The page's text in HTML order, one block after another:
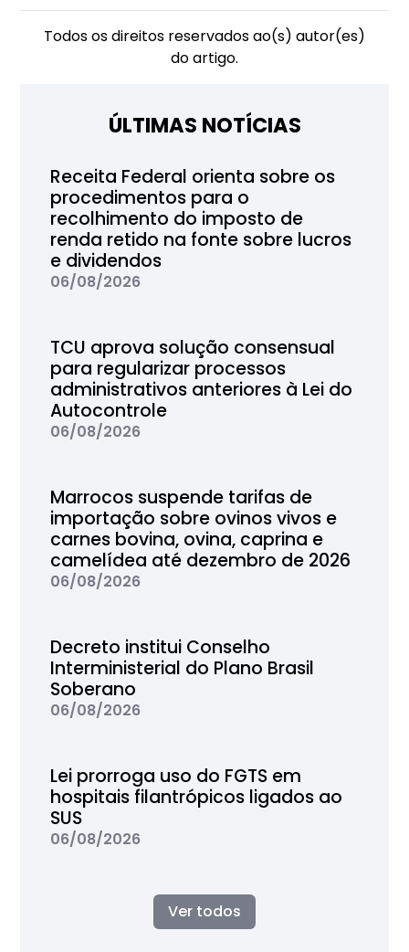
Todos os direitos reservados ao(s) autor(es)
do artigo.
ÚLTIMAS NOTÍCIAS
Receita Federal orienta sobre os
procedimentos para o
recolhimento do imposto de
renda retido na fonte sobre lucros
e dividendos
06/08/2026
TCU aprova solução consensual
para regularizar processos
administrativos anteriores à Lei do
Autocontrole
06/08/2026
Marrocos suspende tarifas de
importação sobre ovinos vivos e
carnes bovina, ovina, caprina e
camelídea até dezembro de 2026
06/08/2026
Decreto institui Conselho
Interministerial do Plano Brasil
Soberano
06/08/2026
Lei prorroga uso do FGTS em
hospitais filantrópicos ligados ao
SUS
06/08/2026
Ver todos